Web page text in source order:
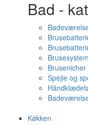
Bad -
Spejle og
Køkken